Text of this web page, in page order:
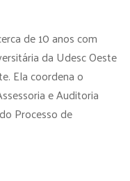
de 10 anos com
da Udesc Oeste
Ela coordena o
e Auditoria
Processo de